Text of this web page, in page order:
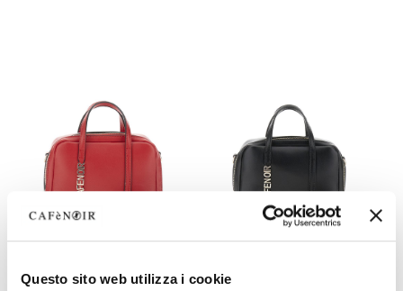
Questo sito web utilizza i cookie